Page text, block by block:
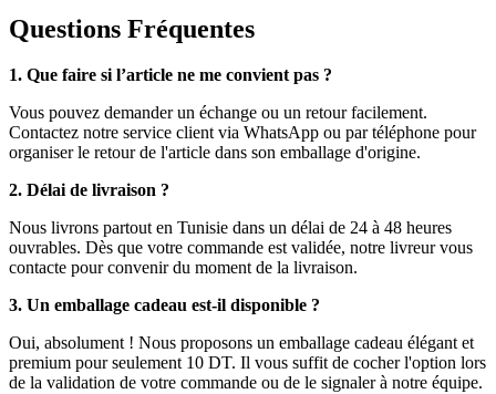
Questions Fréquentes
1. Que faire si l’article ne me convient pas ?
Vous pouvez demander un échange ou un retour facilement.
Contactez notre service client via WhatsApp ou par téléphone pour
organiser le retour de l'article dans son emballage d'origine.
2. Délai de livraison ?
Nous livrons partout en Tunisie dans un délai de 24 à 48 heures
ouvrables. Dès que votre commande est validée, notre livreur vous
contacte pour convenir du moment de la livraison.
3. Un emballage cadeau est-il disponible ?
Oui, absolument ! Nous proposons un emballage cadeau élégant et
premium pour seulement 10 DT. Il vous suffit de cocher l'option lors
de la validation de votre commande ou de le signaler à notre équipe.